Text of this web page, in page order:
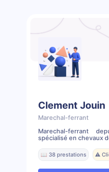
Clement Jouin
Marechal-ferrant
Marechal-ferrant
spécialisé en chevaux
📖 38 prestations ⚠️